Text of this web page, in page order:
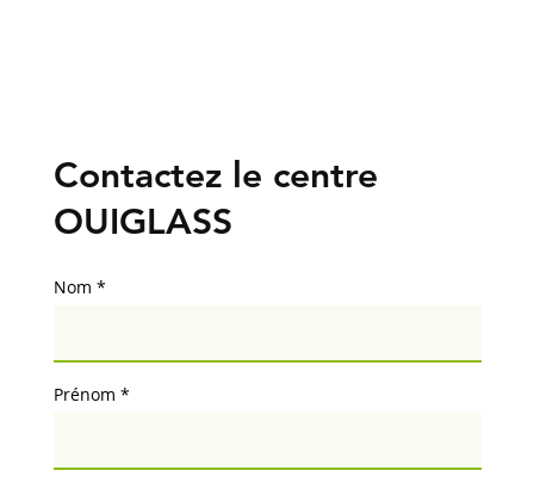
Contactez le centre
OUIGLASS
Nom
Prénom